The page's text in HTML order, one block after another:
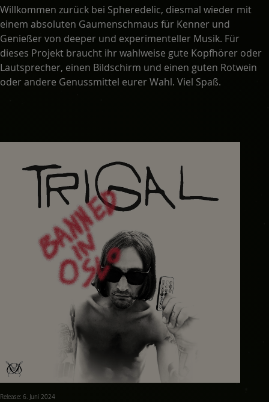
Willkommen zurück bei Spheredelic, diesmal wieder mit
einem absoluten Gaumenschmaus für Kenner und
Genießer von deeper und experimenteller Musik. Für
dieses Projekt braucht ihr wahlweise gute Kopfhörer oder
Lautsprecher, einen Bildschirm und einen guten Rotwein
oder andere Genussmittel eurer Wahl. Viel Spaß.
Release: 6. Juni 2024